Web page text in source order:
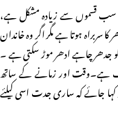
سب قسموں سے زیادہ مشکل ہے،
سربراہ ہوتا ہے مگر اگر وہ خاندان
جدھر چاہے ادھر موڑ سکتی ہے ۔
ہے۔وقت اور زمانے کے ساتھ
جائے کہ ساری جدت اسی کیلئے